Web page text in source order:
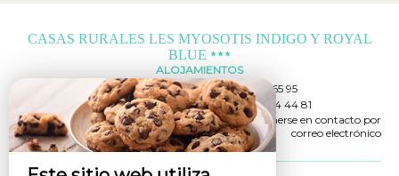
CASAS RURALES LES MYOSOTIS INDIGO Y ROYAL
BLUE
ALOJAMIENTOS
Casas rurales Les Myosotis Indigo y
12, Place De La Mairie,
Morhet,
6640 VAUX SUR SURE - BELGIQUE
+32 61 26 65 95
+32 494 84 44 81
Ponerse en contacto por
correo electrónico